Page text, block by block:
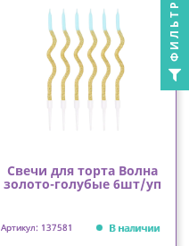
Свечи для торта Волна
золото-голубые 6шт/уп
Артикул: 137581 В наличии
ФИЛЬТР